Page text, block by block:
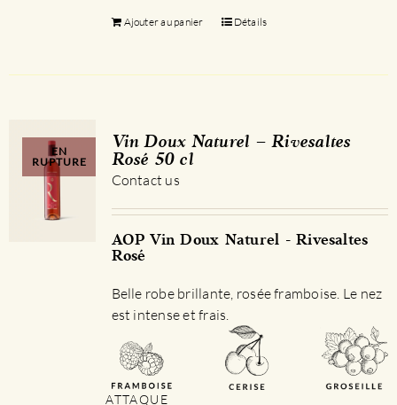
Ajouter au panier Détails
EN
RUPTURE
Vin Doux Naturel – Rivesaltes
Rosé 50 cl
Contact us
AOP Vin Doux Naturel - Rivesaltes
Rosé
Belle robe brillante, rosée framboise. Le nez
est intense et frais.
ATTAQUE